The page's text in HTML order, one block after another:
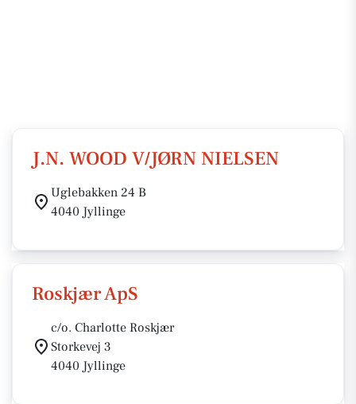
J.N. WOOD V/JØRN NIELSEN
Uglebakken 24 B
4040 Jyllinge
Roskjær ApS
c/o. Charlotte Roskjær
Storkevej 3
4040 Jyllinge